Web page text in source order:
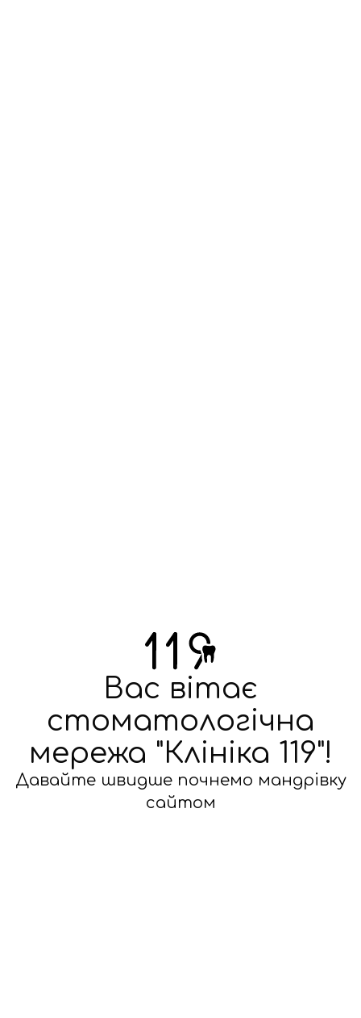
Вас вітає
стоматологічна
мережа "Клініка 119"!
Давайте швидше почнемо мандрівку
сайтом